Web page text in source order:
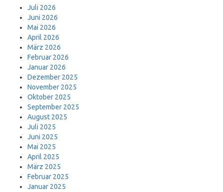
Juli 2026
Juni 2026
Mai 2026
April 2026
März 2026
Februar 2026
Januar 2026
Dezember 2025
November 2025
Oktober 2025
September 2025
August 2025
Juli 2025
Juni 2025
Mai 2025
April 2025
März 2025
Februar 2025
Januar 2025